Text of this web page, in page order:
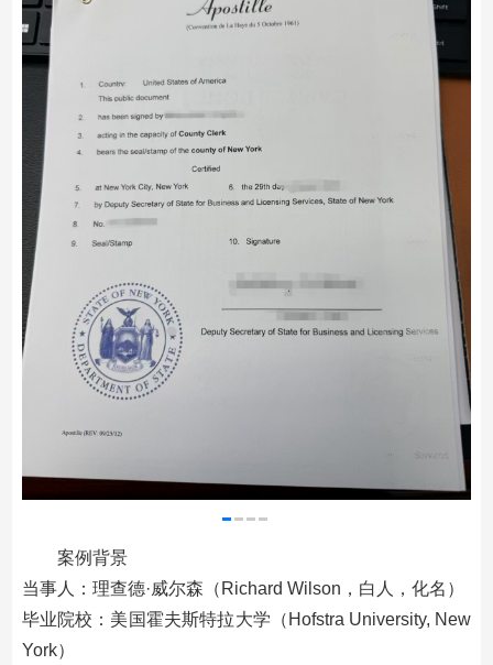
案例背景
当事人：理查德·威尔森（Richard Wilson，白人，化名）
毕业院校：美国霍夫斯特拉大学（Hofstra University, New
York）